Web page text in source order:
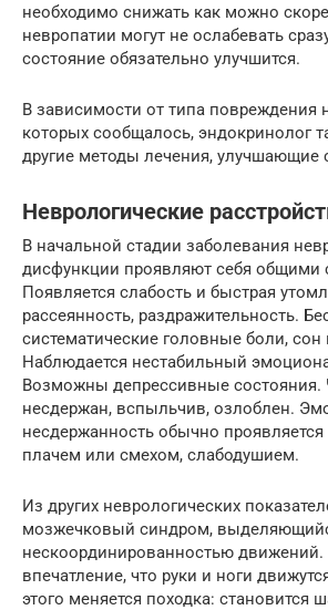
необходимо снижать как можно
невропатии могут не ослабевать
состояние обязательно улучшится.
В зависимости от типа повреждения
которых сообщалось, эндокринолог
другие методы лечения,
Неврологические
В начальной стадии заболевания
дисфункции проявляют себя общими
Появляется слабость и быстрая
рассеянность, раздражительность.
систематические головные боли, сон
Наблюдается нестабильный
Возможны депрессивные состояния.
несдержан, вспыльчив, озлоблен.
несдержанность обычно
плачем или смехом, слабодушием.
Из других неврологических
мозжечковый синдром,
нескоординированностью движений.
впечатление, что руки и ноги
этого меняется походка: становится